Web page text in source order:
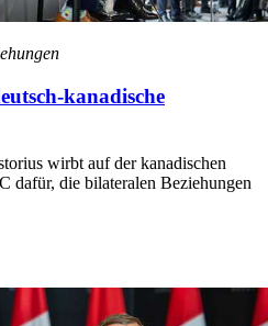
kanadische
wirbt auf der kanadischen
dafür, die bilateralen Beziehungen